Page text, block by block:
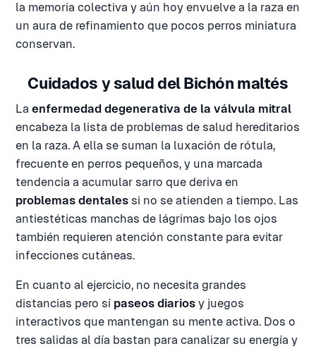
la memoria colectiva y aún hoy envuelve a la raza en
un aura de refinamiento que pocos perros miniatura
conservan.
Cuidados y salud del Bichón maltés
La enfermedad degenerativa de la válvula mitral
encabeza la lista de problemas de salud hereditarios
en la raza. A ella se suman la luxación de rótula,
frecuente en perros pequeños, y una marcada
tendencia a acumular sarro que deriva en
problemas dentales si no se atienden a tiempo. Las
antiestéticas manchas de lágrimas bajo los ojos
también requieren atención constante para evitar
infecciones cutáneas.
En cuanto al ejercicio, no necesita grandes
distancias pero sí paseos diarios y juegos
interactivos que mantengan su mente activa. Dos o
tres salidas al día bastan para canalizar su energía y